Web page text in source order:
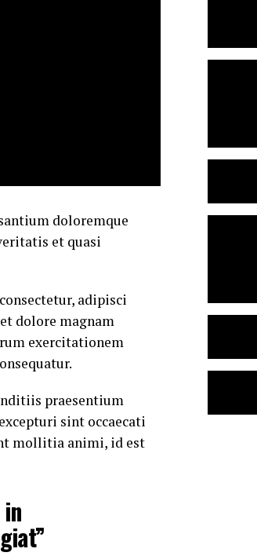
doloremque
et quasi
adipisci
dolore magnam
exercitationem
praesentium
sint occaecati
mollitia animi, id est